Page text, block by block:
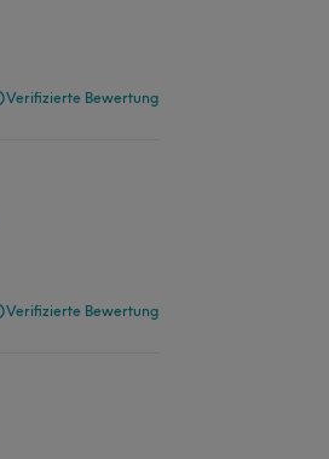
Verifizierte Bewertung
Verifizierte Bewertung